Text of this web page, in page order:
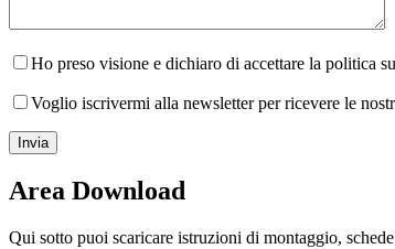
Ho preso visione e dichiaro di accettare la politica
Voglio iscrivermi alla newsletter per ricevere le
Area Download
Qui sotto puoi scaricare istruzioni di montaggio,